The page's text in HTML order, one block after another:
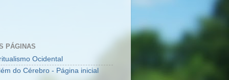
PÁGINAS
Ocidental
do Cérebro - Página inicial